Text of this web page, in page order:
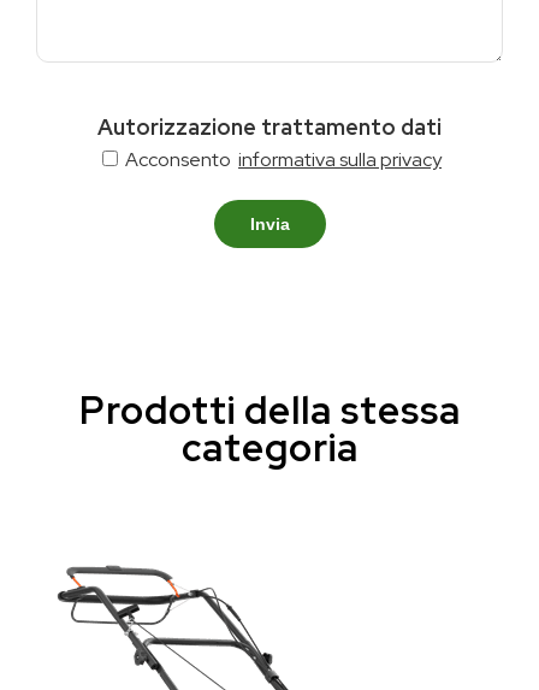
Autorizzazione trattamento dati
Acconsento informativa sulla privacy
Invia
Prodotti della stessa
categoria